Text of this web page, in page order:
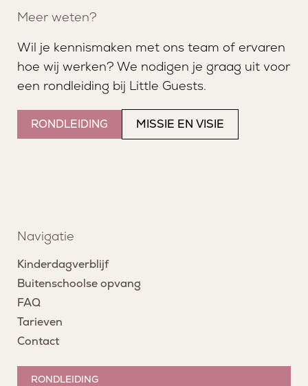
Meer weten?
Wil je kennismaken met ons team of ervaren
hoe wij werken? We nodigen je graag uit voor
een rondleiding bij Little Guests.
RONDLEIDING MISSIE EN VISIE
Navigatie
Kinderdagverblijf
Buitenschoolse opvang
FAQ
Tarieven
Contact
RONDLEIDING